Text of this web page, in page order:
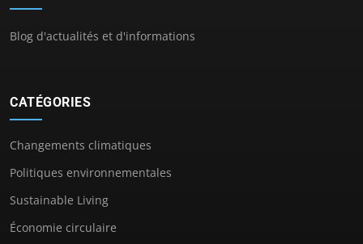
Blog d'actualités et d'informations
CATÉGORIES
Changements climatiques
Politiques environnementales
Sustainable Living
Économie circulaire